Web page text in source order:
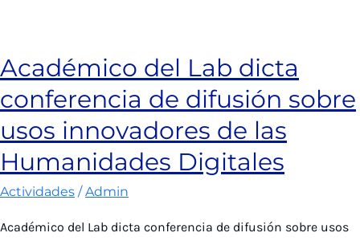
los
zapatos
de
rubí
que
usó
en
Académico del Lab dicta
conferencia de difusión sobre
usos innovadores de las
Humanidades Digitales
Actividades /Admin
Académico del Lab dicta conferencia de difusión sobre usos